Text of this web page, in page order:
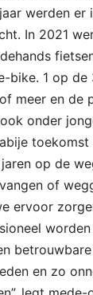
werden er
In 2021
bike. 1 op de
meer en de
onder
toekomst
op de
of
ervoor
en zo